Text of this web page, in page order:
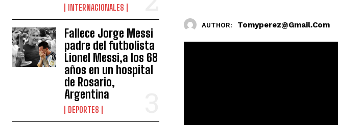
INTERNACIONALES
Fallece Jorge Messi
padre del futbolista
Lionel Messi,a los 68
años en un hospital
de Rosario,
Argentina
DEPORTES
AUTHOR: Tomyperez@gmail.com